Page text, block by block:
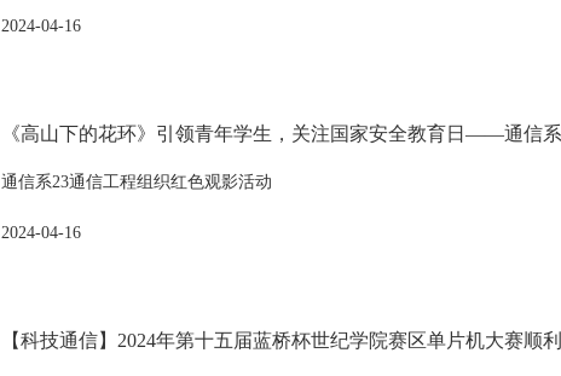
2024-04-16
《高山下的花环》引领青年学生，关注国家安全教育日——通信
通信系23通信工程组织红色观影活动
2024-04-16
【科技通信】2024年第十五届蓝桥杯世纪学院赛区单片机大赛顺